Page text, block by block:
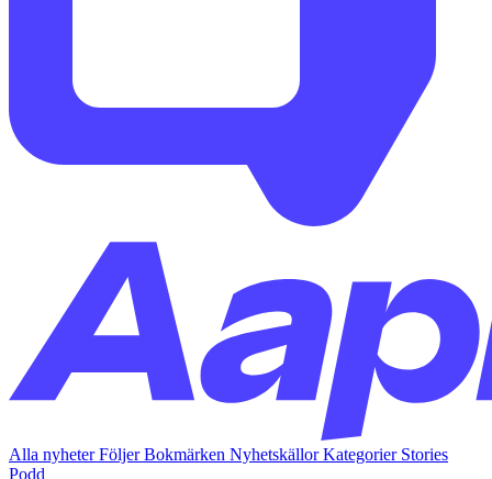
Alla nyheterFöljerBokmärken NyhetskällorKategorier Stories
Podd